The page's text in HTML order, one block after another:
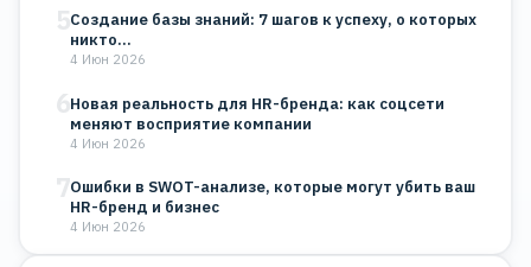
5Создание базы знаний: 7 шагов к успеху, о которых
никто…
4 Июн 2026
6Новая реальность для HR-бренда: как соцсети
меняют восприятие компании
4 Июн 2026
7Ошибки в SWOT-анализе, которые могут убить ваш
HR-бренд и бизнес
4 Июн 2026